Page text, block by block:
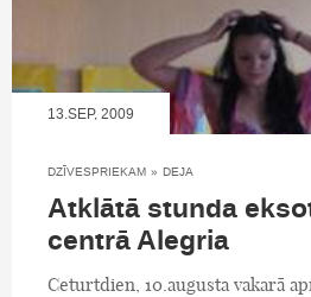
13.SEP, 2009
DZĪVESPRIEKAM » DEJA
Atklātā stunda
centrā Alegria
Ceturtdien, 10.augusta vakarā